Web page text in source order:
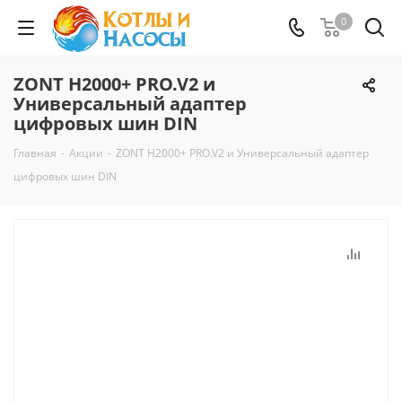
0
ZONT H2000+ PRO.V2 и
Универсальный адаптер
цифровых шин DIN
Главная - Акции - ZONT H2000+ PRO.V2 и Универсальный адаптер
цифровых шин DIN